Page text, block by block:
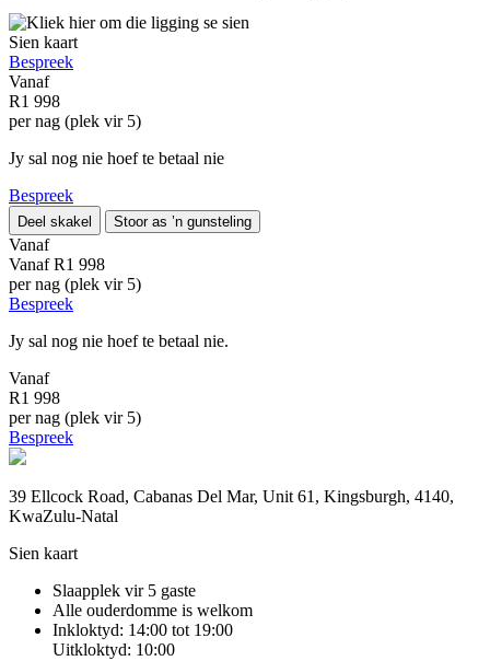
Sien kaart
Bespreek
Vanaf
R1 998
per nag (plek vir 5)
Jy sal nog nie hoef te betaal nie
Bespreek
Deel skakel Stoor as ’n gunsteling
Vanaf
Vanaf R1 998
per nag (plek vir 5)
Bespreek
Jy sal nog nie hoef te betaal nie.
Vanaf
R1 998
per nag (plek vir 5)
Bespreek
39 Ellcock Road, Cabanas Del Mar, Unit 61, Kingsburgh, 4140,
KwaZulu-Natal
Sien kaart
Slaapplek vir 5 gaste
Alle ouderdomme is welkom
Inkloktyd: 14:00 tot 19:00
Uitkloktyd: 10:00